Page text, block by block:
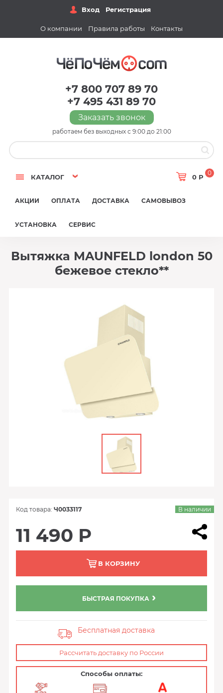
Вход Регистрация
О компании Правила работы Контакты
+7 800 707 89 70
+7 495 431 89 70
Заказать звонок
работаем без выходных с 9:00 до 21:00
КАТАЛОГ 0 Р
0
АКЦИИ ОПЛАТА ДОСТАВКА САМОВЫВОЗ
УСТАНОВКА СЕРВИС
Вытяжка MAUNFELD london 50
бежевое стекло**
Код товара: Ч0033117 В наличии
11 490 Р
В КОРЗИНУ
БЫСТРАЯ ПОКУПКА
Бесплатная доставка
Рассчитать доставку по России
Способы оплаты: